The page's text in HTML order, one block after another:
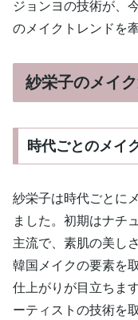
ジョンヨの技術が、
のメイクトレンドを
紗栄子のメイ
時代ごとのメイ
紗栄子は時代ごとに
ました。初期はナチ
主流で、素肌の美し
韓国メイクの要素を
仕上がりが目立ちま
ーティストの技術を